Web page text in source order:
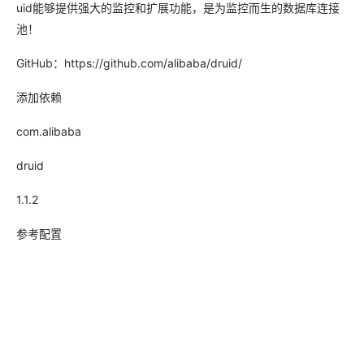
uid能够提供强大的监控和扩展功能，是为监控而生的数据库连接
池！
GitHub：https://github.com/alibaba/druid/
添加依赖
com.alibaba
druid
1.1.2
参考配置